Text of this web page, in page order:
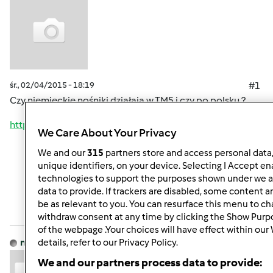
śr., 02/04/2015 - 18:19
#1
Czy niemieckie nośniki działają w TM5 i czy po polsku ?
http://shop.vorwerk.de/thermomix/rezept-chips.html
Góra strony
Zaloguj lub zarejestruj sięaby dodawać
komentarze
monika6500 Dołączył : 10.03.2013
We Care About Your Privacy
We and our315 partners store and access personal
unique identifiers, on your device. Selecting I Accept
technologies to support the purposes shown under we
data to provide. If trackers are disabled, some content
be as relevant to you. You can resurface this menu to
withdraw consent at any time by clicking the Show
of the webpage .Your choices will have effect within our
details, refer to our Privacy Policy.
We and our partners process data to provide: